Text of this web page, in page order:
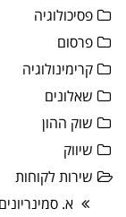
פסיכולוגיה
פרסום
קרימינולוגיה
שאלונים
שוק ההון
שיווק
שירות לקוחות
א.